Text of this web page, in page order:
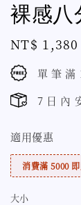
裸感八
Regular
price
NT$ 1,380
單 筆 滿
7 日 內
適用優惠
消費滿 5000
大小